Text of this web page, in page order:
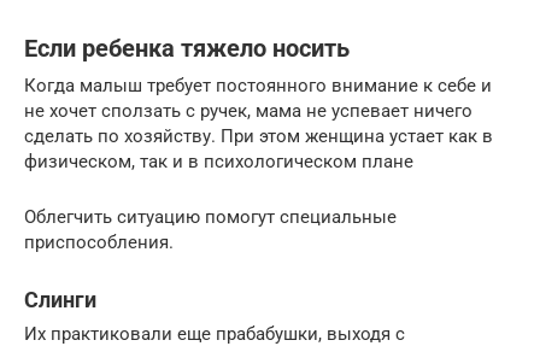
Если ребенка тяжело носить
Когда малыш требует постоянного внимание к себе и
не хочет сползать с ручек, мама не успевает ничего
сделать по хозяйству. При этом женщина устает как в
физическом, так и в психологическом плане
Облегчить ситуацию помогут специальные
приспособления.
Слинги
Их практиковали еще прабабушки, выходя с